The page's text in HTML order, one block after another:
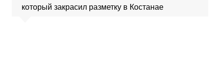
который закрасил разметку в Костанае